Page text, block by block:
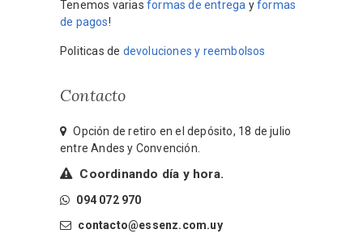
Tenemos varias formas de entrega yformas
de pagos!
Politicas de devoluciones y reembolsos
Contacto
Opción de retiro en el depósito, 18 de julio
entre Andes y Convención.
Coordinando día y hora.
094 072 970
contacto@essenz.com.uy